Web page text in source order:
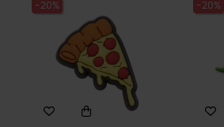
-20% -20%